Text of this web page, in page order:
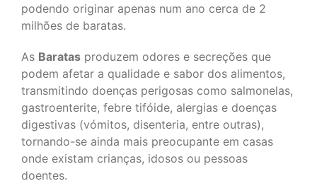
podendo originar apenas num ano cerca de 2
milhões de baratas.
As Baratas produzem odores e secreções que
podem afetar a qualidade e sabor dos alimentos,
transmitindo doenças perigosas como salmonelas,
gastroenterite, febre tifóide, alergias e doenças
digestivas (vómitos, disenteria, entre outras),
tornando-se ainda mais preocupante em casas
onde existam crianças, idosos ou pessoas
doentes.